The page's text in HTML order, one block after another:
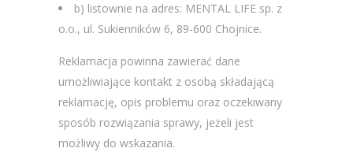
b) listownie na adres: MENTAL LIFE sp. z
o.o., ul. Sukienników 6, 89-600 Chojnice.
Reklamacja powinna zawierać dane
umożliwiające kontakt z osobą składającą
reklamację, opis problemu oraz oczekiwany
sposób rozwiązania sprawy, jeżeli jest
możliwy do wskazania.